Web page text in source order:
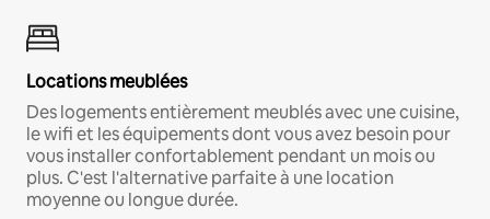
Locations meublées
Des logements entièrement meublés avec une cuisine,
le wifi et les équipements dont vous avez besoin pour
vous installer confortablement pendant un mois ou
plus. C'est l'alternative parfaite à une location
moyenne ou longue durée.